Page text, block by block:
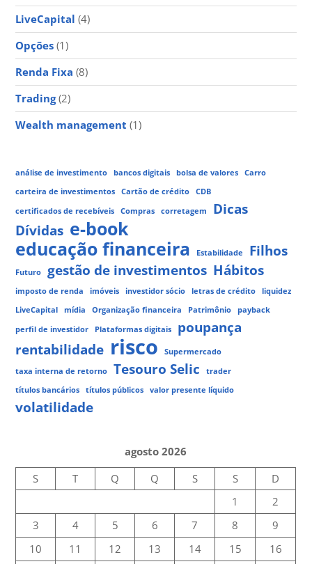
LiveCapital (4)
Opções (1)
Renda Fixa (8)
Trading(2)
Wealth management (1)
análise de investimento bancos digitais bolsa de valores
Carro
carteira de investimentos
Cartão de crédito
CDB
certificados de recebíveis
Compras corretagem
Dicas
Dívidas e-book
educação financeira
Estabilidade Filhos
Futuro gestão de investimentos Hábitos
imposto de renda imóveis investidor sócio letras de crédito
liquidez
LiveCapital
mídia Organização financeira Patrimônio
payback
perfil de investidor
Plataformas digitais
poupança
rentabilidade risco
Supermercado
taxa interna de retorno
Tesouro Selic
trader
títulos bancários
títulos públicos valor presente líquido
volatilidade
agosto 2026
S
T Q Q S S
D
1
2
3
4 5 6 7 8
9
10
11 12 13 14 15
16